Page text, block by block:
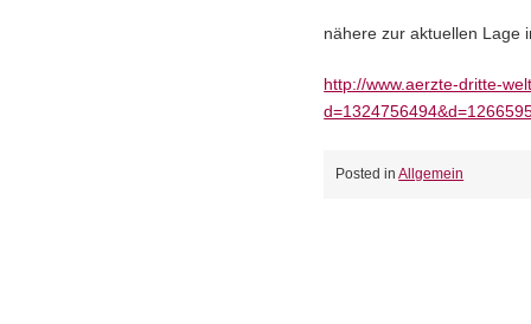
nähere zur aktuellen Lage
http://www.aerzte-dritte-
Posted in Allgemein